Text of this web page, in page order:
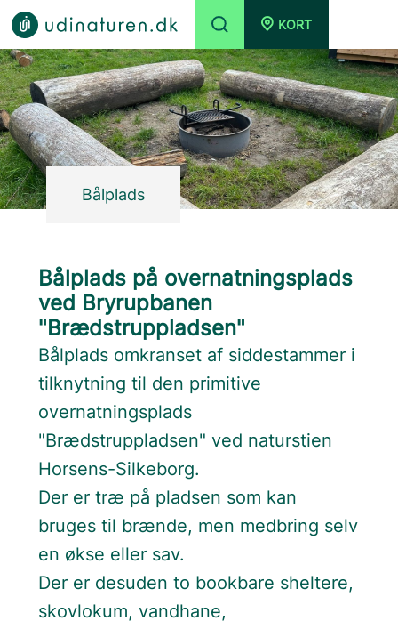
KORT
Bålplads
Bålplads på overnatningsplads
ved Bryrupbanen
"Brædstruppladsen"
Bålplads omkranset af siddestammer i
tilknytning til den primitive
overnatningsplads
"Brædstruppladsen" ved naturstien
Horsens-Silkeborg.
Der er træ på pladsen som kan
bruges til brænde, men medbring selv
en økse eller sav.
Der er desuden to bookbare sheltere,
skovlokum, vandhane,